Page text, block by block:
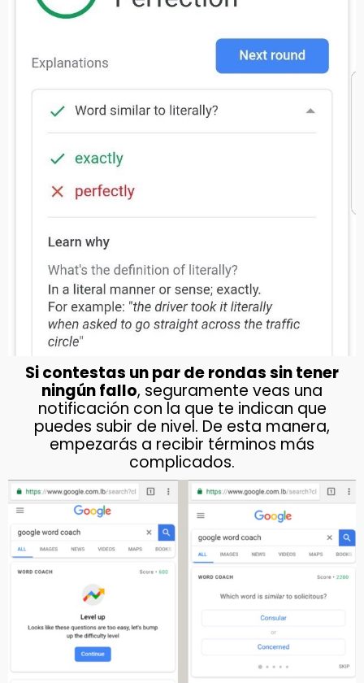
Si contestas un par de rondas sin tener
ningún fallo, seguramente veas una
notificación con la que te indican que
puedes subir de nivel. De esta manera,
empezarás a recibir términos más
complicados.